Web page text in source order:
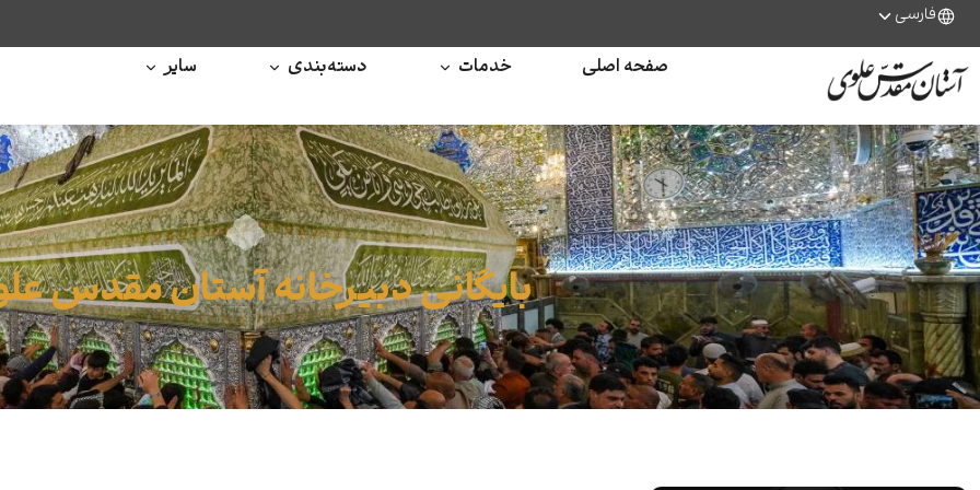
فارسی
صفحه اصلی خدمات دسته‌بندی سایر
بایگانی دبیرخانه آستان مقدس